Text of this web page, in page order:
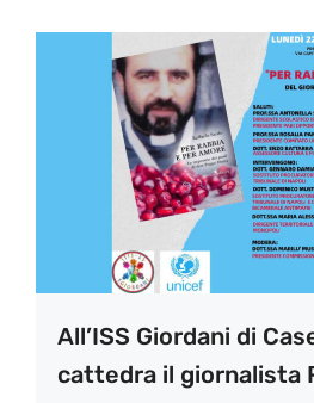
All’ISS Giordani di
cattedra il giornalista